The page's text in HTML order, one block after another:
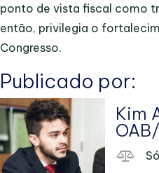
ponto de vista fiscal como
então, privilegia o
Congresso.
Publicado por:
Kim